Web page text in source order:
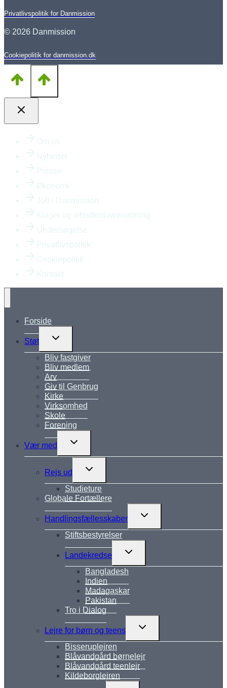
Privatlivspolitik for Danmission
© 2026 Danmission
Cookiepolitik for danmission.dk
Forside
Støt
Skift
Bliv fastgiver
Bliv medlem
Arv
Giv til Genbrug
Kirke
Virksomhed
Skole
Forening
Vær med
Skift
Rejs ud
Skift
Studieture
Globale Fortællere
Handlingsfællesskaber
Skift
Stiftsbestyrelser
Landekredse
Skift
Bangladesh
Indien
Madagaskar
Pakistan
Tro i Dialog
Lejre for børn og teens
Skift
Bisseruplejren
Blåvandgård børnelejr
Blåvandgård teenlejr
Kildeborglejren